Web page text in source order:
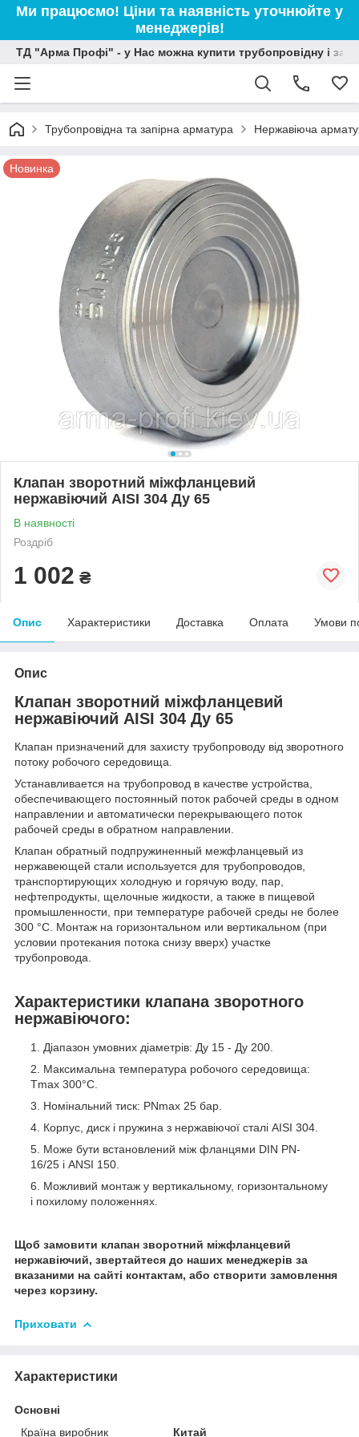
Ми працюємо! Ціни та наявність уточнюйте у
менеджерів!
ТД "Арма Профі" - у Нас можна купити трубопровідну і
Трубопровідна та запірна арматура Нержавіюча
Новинка
Клапан зворотний міжфланцевий
нержавіючий AISI 304 Ду 65
В наявності
Роздріб
1 002 ₴
Опис Характеристики Доставка Оплата Умови
Опис
Клапан зворотний міжфланцевий
нержавіючий AISI 304 Ду 65
Клапан призначений для захисту трубопроводу від зворотного
потоку робочого середовища.
Устанавливается на трубопровод в качестве устройства,
обеспечивающего постоянный поток рабочей среды в одном
направлении и автоматически перекрывающего поток
рабочей среды в обратном направлении.
Клапан обратный подпружиненный межфланцевый из
нержавеющей стали используется для трубопроводов,
транспортирующих холодную и горячую воду, пар,
нефтепродукты, щелочные жидкости, а также в пищевой
промышленности, при температуре рабочей среды не более
300 °C. Монтаж на горизонтальном или вертикальном (при
условии протекания потока снизу вверх) участке
трубопровода.
Характеристики клапана зворотного
нержавіючого:
Діапазон умовних діаметрів: Ду 15 - Ду 200.
Максимальна температура робочого середовища:
Tmax 300°С.
Номінальний тиск: PNmax 25 бар.
Корпус, диск і пружина з нержавіючої сталі AISI 304.
Може бути встановлений між фланцями DIN PN-
16/25 і ANSI 150.
Можливий монтаж у вертикальному, горизонтальному
і похилому положеннях.
Щоб замовити клапан зворотний міжфланцевий
нержавіючий, звертайтеся до наших менеджерів за
вказаними на сайті контактам, або створити замовлення
через корзину.
Приховати
Характеристики
Основні
Країна виробник
Китай